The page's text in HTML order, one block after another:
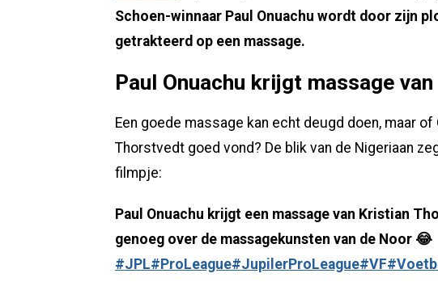
Schoen-winnaar Paul Onuachu wordt door zijn
getrakteerd op een massage.
Paul Onuachu krijgt massage
Een goede massage kan echt deugd doen, maar
Thorstvedt goed vond? De blik van de Nigeriaan
filmpje:
Paul Onuachu krijgt een massage van Kristian
genoeg over de massagekunsten van de Noor 😂
#JPL#ProLeague#JupilerProLeague#VF